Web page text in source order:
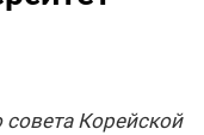
совета Корейской